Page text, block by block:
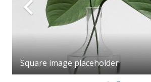
Square image placeholder